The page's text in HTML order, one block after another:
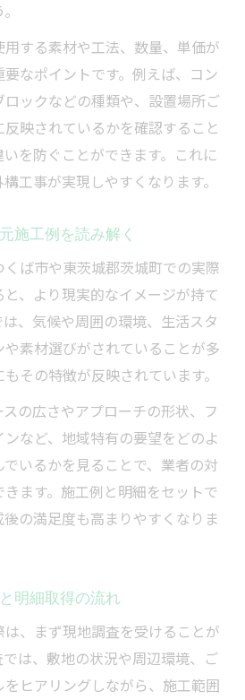
する素材や工法、数量、単価が
なポイントです。例えば、コン
ックなどの種類や、設置場所ご
映されているかを確認すること
を防ぐことができます。これに
工事が実現しやすくなります。
施工例を読み解く
ば市や東茨城郡茨城町での実際
、より現実的なイメージが持て
、気候や周囲の環境、生活スタ
素材選びがされていることが多
その特徴が反映されています。
の広さやアプローチの形状、フ
など、地域特有の要望をどのよ
いるかを見ることで、業者の対
ます。施工例と明細をセットで
の満足度も高まりやすくなりま
明細取得の流れ
、まず現地調査を受けることが
は、敷地の状況や周辺環境、ご
ヒアリングしながら、施工範囲